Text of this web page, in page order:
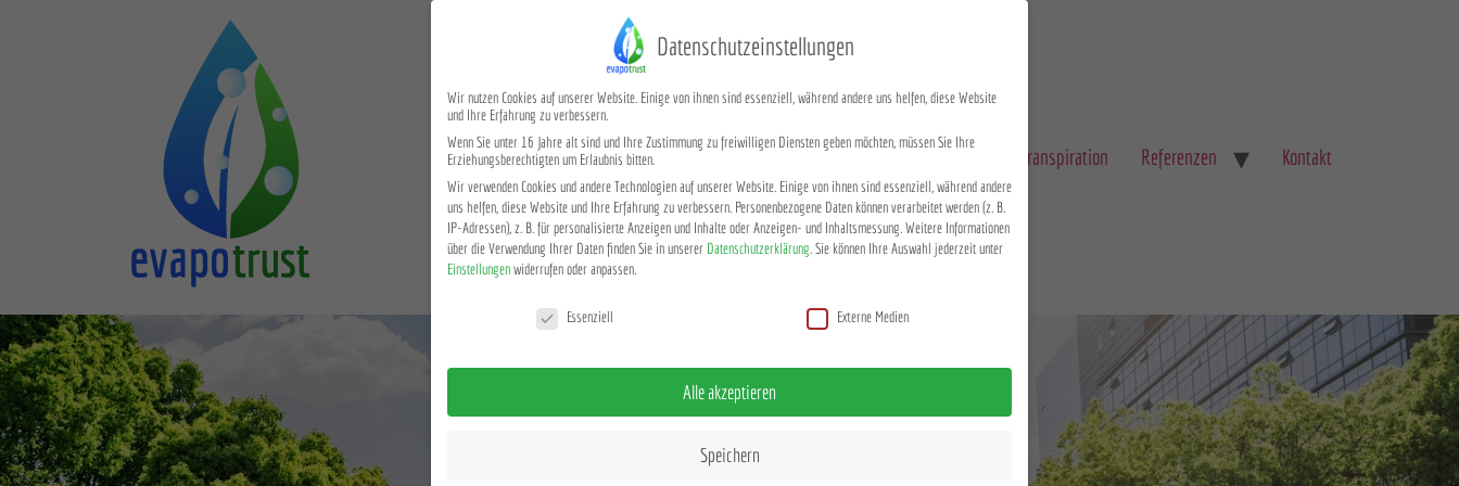
Meilensteine Leistungen Evapotranspiration Referenzen Kontakt
Datenschutzeinstellungen
Wir nutzen Cookies auf unserer Website. Einige von ihnen sind essenziell, während andere uns helfen, diese Website
und Ihre Erfahrung zu verbessern.
Wenn Sie unter 16 Jahre alt sind und Ihre Zustimmung zu freiwilligen Diensten geben möchten, müssen Sie Ihre
Erziehungsberechtigten um Erlaubnis bitten.
Wir verwenden Cookies und andere Technologien auf unserer Website. Einige von ihnen sind essenziell, während andere
uns helfen, diese Website und Ihre Erfahrung zu verbessern. Personenbezogene Daten können verarbeitet werden (z. B.
IP-Adressen), z. B. für personalisierte Anzeigen und Inhalte oder Anzeigen- und Inhaltsmessung.Weitere Informationen
über die Verwendung Ihrer Daten finden Sie in unserer Datenschutzerklärung.Sie können Ihre Auswahl jederzeit unter
Einstellungenwiderrufen oder anpassen.
Essenziell
Externe Medien
Alle akzeptieren
Speichern